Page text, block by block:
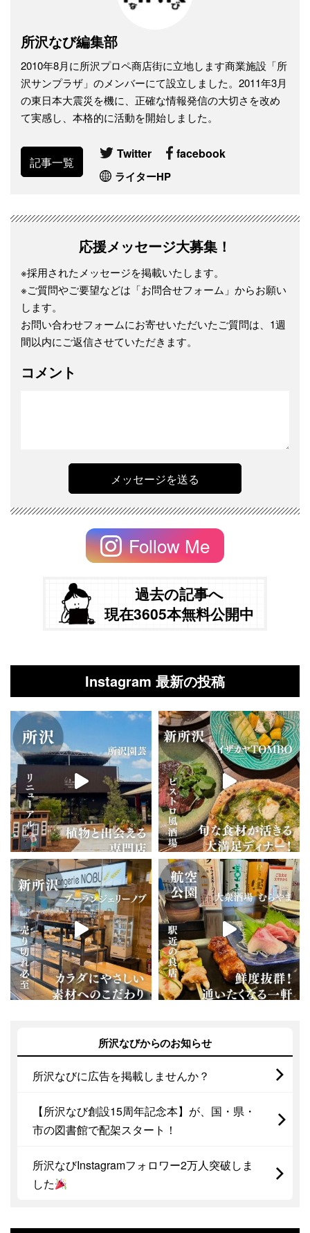
所沢なび編集部
2010年8月に所沢プロペ商店街に立地します商業施設「所
沢サンプラザ」のメンバーにて設立しました。2011年3月
の東日本大震災を機に、正確な情報発信の大切さを改め
て実感し、本格的に活動を開始しました。
記事一覧
Twitter facebook
ライターHP
応援メッセージ大募集！
※採用されたメッセージを掲載いたします。
※ご質問やご要望などは「お問合せフォーム」からお願い
します。
お問い合わせフォームにお寄せいただいたご質問は、1週
間以内にご返信させていただきます。
コメント
Follow Me
過去の記事へ
現在3605本無料公開中
Instagram 最新の投稿
所沢なびからのお知らせ
所沢なびに広告を掲載しませんか？
【所沢なび創設15周年記念本】が、国・県・
市の図書館で配架スタート！
所沢なびInstagramフォロワー2万人突破しま
した